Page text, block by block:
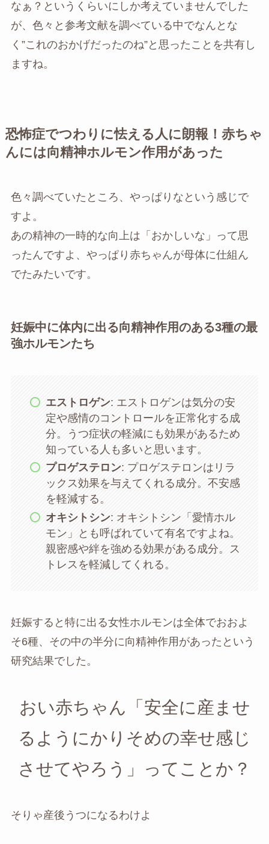
なぁ？というくらいにしか考えていませんでした
が、色々と参考文献を調べている中でなんとな
く”これのおかげだったのね”と思ったことを共有し
ますね。
恐怖症でつわりに怯える人に朗報！赤ちゃ
んには向精神ホルモン作用があった
色々調べていたところ、やっぱりなという感じで
すよ。
あの精神の一時的な向上は「おかしいな」って思
ったんですよ、やっぱり赤ちゃんが母体に仕組ん
でたみたいです。
妊娠中に体内に出る向精神作用のある3種の最
強ホルモンたち
エストロゲン: エストロゲンは気分の安
定や感情のコントロールを正常化する成
分。うつ症状の軽減にも効果があるため
知っている人も多いと思います。
プロゲステロン: プロゲステロンはリラ
ックス効果を与えてくれる成分。不安感
を軽減する。
オキシトシン: オキシトシン「愛情ホル
モン」とも呼ばれていて有名ですよね。
親密感や絆を強める効果がある成分。ス
トレスを軽減してくれる。
妊娠すると特に出る女性ホルモンは全体でおおよ
そ6種、その中の半分に向精神作用があったという
研究結果でした。
おい赤ちゃん「安全に産ませ
るようにかりそめの幸せ感じ
させてやろう」ってことか？
そりゃ産後うつになるわけよ